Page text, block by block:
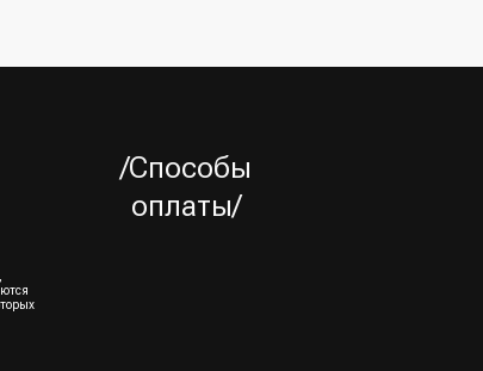
/Способы
оплаты/